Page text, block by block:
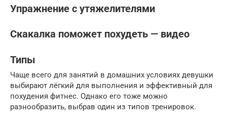
Упражнение с утяжелителями
Скакалка поможет похудеть — видео
Типы
Чаще всего для занятий в домашних условиях девушки
выбирают лёгкий для выполнения и эффективный для
похудения фитнес. Однако его тоже можно
разнообразить, выбрав один из типов тренировок.